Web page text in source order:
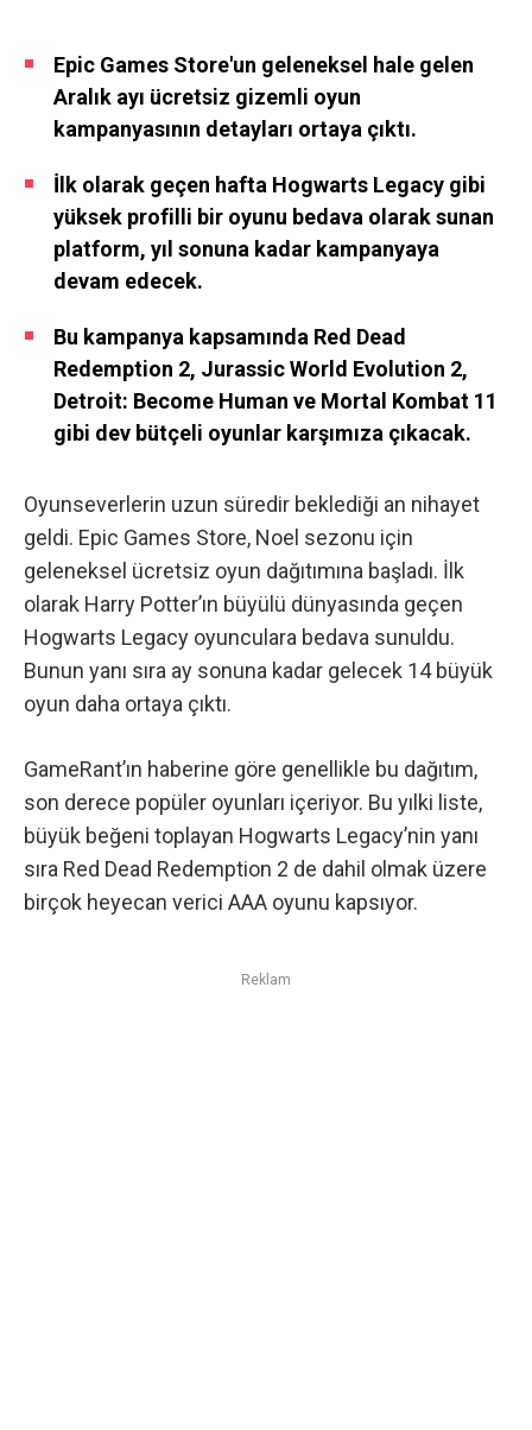
Epic Games Store'un geleneksel hale gelen
Aralık ayı ücretsiz gizemli oyun
kampanyasının detayları ortaya çıktı.
İlk olarak geçen hafta Hogwarts Legacy gibi
yüksek profilli bir oyunu bedava olarak sunan
platform, yıl sonuna kadar kampanyaya
devam edecek.
Bu kampanya kapsamında Red Dead
Redemption 2, Jurassic World Evolution 2,
Detroit: Become Human ve Mortal Kombat 11
gibi dev bütçeli oyunlar karşımıza çıkacak.
Oyunseverlerin uzun süredir beklediği an nihayet
geldi. Epic Games Store, Noel sezonu için
geleneksel ücretsiz oyun dağıtımına başladı. İlk
olarak Harry Potter’ın büyülü dünyasında geçen
Hogwarts Legacy oyunculara bedava sunuldu.
Bunun yanı sıra ay sonuna kadar gelecek 14 büyük
oyun daha ortaya çıktı.
GameRant’ın haberine göre genellikle bu dağıtım,
son derece popüler oyunları içeriyor. Bu yılki liste,
büyük beğeni toplayan Hogwarts Legacy’nin yanı
sıra Red Dead Redemption 2 de dahil olmak üzere
birçok heyecan verici AAA oyunu kapsıyor.
Reklam